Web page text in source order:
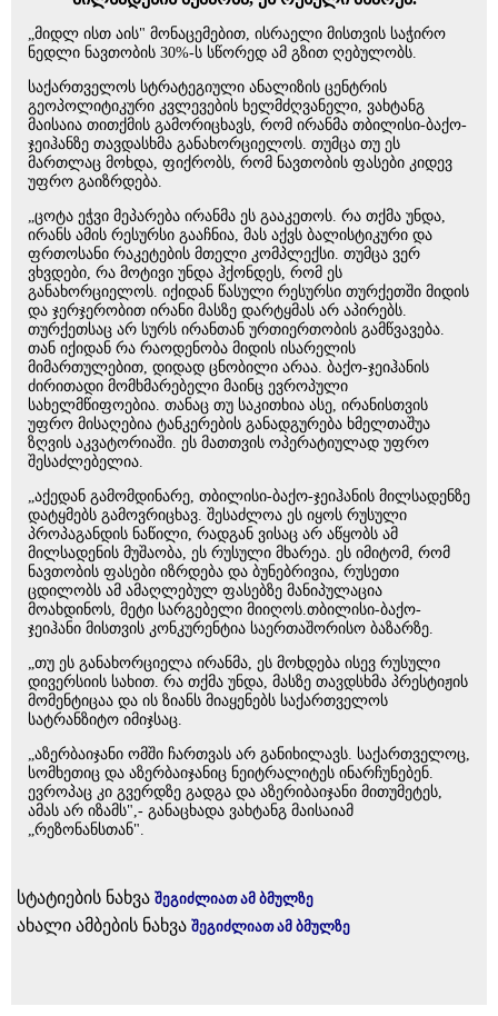
„მიდლ ისთ აის" მონაცემებით, ისრაელი მისთვის საჭირო
ნედლი ნავთობის 30%-ს სწორედ ამ გზით ღებულობს.
საქართველოს სტრატეგიული ანალიზის ცენტრის
გეოპოლიტიკური კვლევების ხელმძღვანელი, ვახტანგ
მაისაია თითქმის გამორიცხავს, რომ ირანმა თბილისი-ბაქო-
ჯეიჰანზე თავდასხმა განახორციელოს. თუმცა თუ ეს
მართლაც მოხდა, ფიქრობს, რომ ნავთობის ფასები კიდევ
უფრო გაიზრდება.
„ცოტა ეჭვი მეპარება ირანმა ეს გააკეთოს. რა თქმა უნდა,
ირანს ამის რესურსი გააჩნია, მას აქვს ბალისტიკური და
ფრთოსანი რაკეტების მთელი კომპლექსი. თუმცა ვერ
ვხვდები, რა მოტივი უნდა ჰქონდეს, რომ ეს
განახორციელოს. იქიდან წასული რესურსი თურქეთში მიდის
და ჯერჯერობით ირანი მასზე დარტყმას არ აპირებს.
თურქეთსაც არ სურს ირანთან ურთიერთობის გამწვავება.
თან იქიდან რა რაოდენობა მიდის ისარელის
მიმართულებით, დიდად ცნობილი არაა. ბაქო-ჯეიჰანის
ძირითადი მომხმარებელი მაინც ევროპული
სახელმწიფოებია. თანაც თუ საკითხია ასე, ირანისთვის
უფრო მისაღებია ტანკერების განადგურება ხმელთაშუა
ზღვის აკვატორიაში. ეს მათთვის ოპერატიულად უფრო
შესაძლებელია.
„აქედან გამომდინარე, თბილისი-ბაქო-ჯეიჰანის მილსადენზე
დატყმებს გამოვრიცხავ. შესაძლოა ეს იყოს რუსული
პროპაგანდის ნაწილი, რადგან ვისაც არ აწყობს ამ
მილსადენის მუშაობა, ეს რუსული მხარეა. ეს იმიტომ, რომ
ნავთობის ფასები იზრდება და ბუნებრივია, რუსეთი
ცდილობს ამ ამაღლებულ ფასებზე მანიპულაცია
მოახდინოს, მეტი სარგებელი მიიღოს.თბილისი-ბაქო-
ჯეიჰანი მისთვის კონკურენტია საერთაშორისო ბაზარზე.
„თუ ეს განახორციელა ირანმა, ეს მოხდება ისევ რუსული
დივერსიის სახით. რა თქმა უნდა, მასზე თავდსხმა პრესტიჟის
მომენტიცაა და ის ზიანს მიაყენებს საქართველოს
სატრანზიტო იმიჯსაც.
„აზერბაიჯანი ომში ჩართვას არ განიხილავს. საქართველოც,
სომხეთიც და აზერბაიჯანიც ნეიტრალიტეს ინარჩუნებენ.
ევროპაც კი გვერდზე გადგა და აზერიბაიჯანი მითუმეტეს,
ამას არ იზამს",- განაცხადა ვახტანგ მაისაიამ
„რეზონანსთან".
სტატიების ნახვა შეგიძლიათ ამ ბმულზე
ახალი ამბების ნახვა შეგიძლიათ ამ ბმულზე